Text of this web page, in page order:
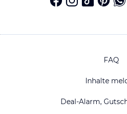
FAQ
Inhalte
Deal-Alarm,